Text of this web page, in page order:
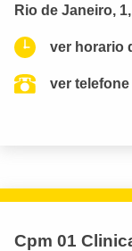
Rio de Janeiro,
ver horario
ver telefone
Cpm 01